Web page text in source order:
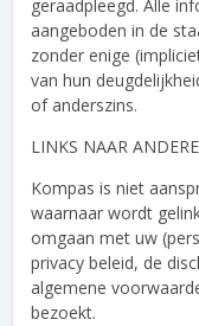
geraadpleegd. Alle
aangeboden in de
zonder enige
van hun
of anderszins.
LINKS NAAR
Kompas is niet
waarnaar wordt
omgaan met uw
privacy beleid, de
algemene
bezoekt.